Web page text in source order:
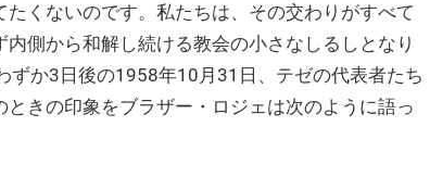
くないのです。私たちは、その交わりがすべて
側から和解し続ける教会の小さなしるしとなり
ずか3日後の1958年10月31日、テゼの代表者たち
きの印象をブラザー・ロジェは次のように語っ